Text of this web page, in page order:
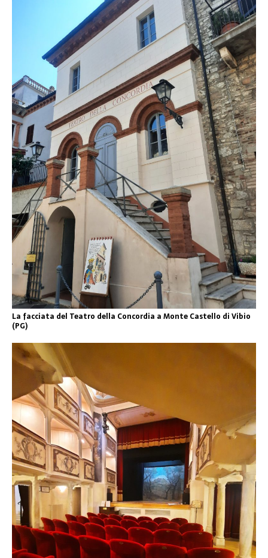
La facciata del Teatro della Concordia a Monte Castello di Vibio
(PG)